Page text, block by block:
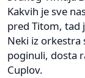
Kakvih je sve
pred Titom, tad
Neki iz orkestra
poginuli, dosta
Cuplov.